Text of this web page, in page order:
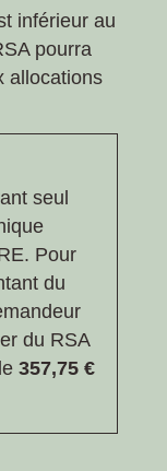
inférieur au
pourra
allocations
seul
Pour
du
du RSA
357,75 €